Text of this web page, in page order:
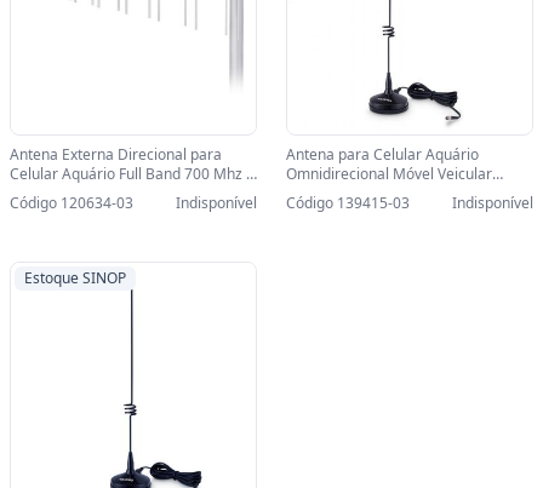
Antena Externa Direcional para
Celular Aquário Full Band 700 Mhz A
2600 Mhz 4G 7,9DBI - Sem Cabo -
CF-7000-SINOP-03 - CF-7000
Código 120634-03 Indisponível
Antena para Celular Aquário
Omnidirecional Móvel Veicular
Quadriband 7 DBI - CM-907S-
SINOP-03 - CM-907S
Código 139415-03 Indisponível
Estoque SINOP